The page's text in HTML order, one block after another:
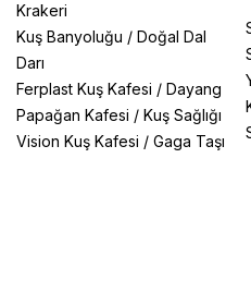
Krakeri
Kuş Banyoluğu / Doğal Dal
Darı
Ferplast Kuş Kafesi / Dayang
Papağan Kafesi / Kuş Sağlığı
Vision Kuş Kafesi / Gaga Taşı